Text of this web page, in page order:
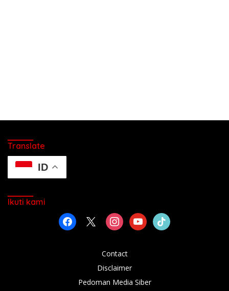
Translate
ID
Ikuti kami
facebook instagramyoutubetiktok
Contact
Disclaimer
Pedoman Media Siber